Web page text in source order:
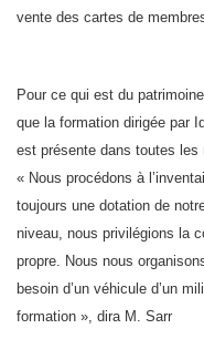
vente des cartes de
Pour ce qui est du
que la formation dirigée par
est présente dans toutes les
« Nous procédons à
toujours une dotation de
niveau, nous privilégions la
propre. Nous nous
besoin d’un véhicule d’un
formation », dira M. Sarr